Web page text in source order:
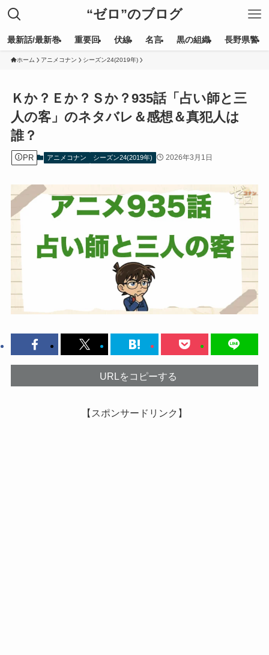
“ゼロ”のブログ
最新話/最新巻 重要回 伏線 名言 黒の組織 長野県警
ホーム アニメコナン シーズン24(2019年)
Ｋか？Ｅか？Ｓか？935話「占い師と三
人の客」のネタバレ＆感想＆真犯人は
誰？
PR アニメコナン シーズン24(2019年) 2026年3月1日
URLをコピーする
【スポンサードリンク】